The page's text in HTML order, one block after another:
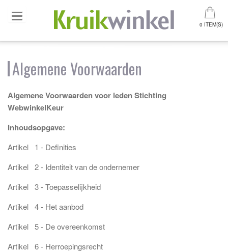
0 ITEM(S)
Algemene Voorwaarden
Algemene Voorwaarden voor leden Stichting
WebwinkelKeur
Inhoudsopgave:
Artikel 1 - Definities
Artikel 2 - Identiteit van de ondernemer
Artikel 3 - Toepasselijkheid
Artikel 4 - Het aanbod
Artikel 5 - De overeenkomst
Artikel 6 - Herroepingsrecht